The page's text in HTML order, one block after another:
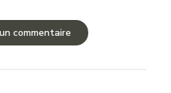
commentaire